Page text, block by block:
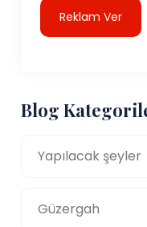
Reklam Ver
Blog
Yapılacak şeyler
Güzergah